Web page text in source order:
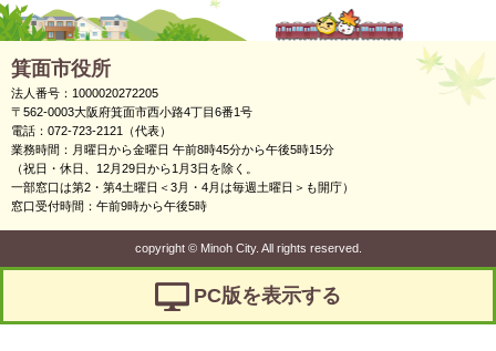
箕面市役所
法人番号：1000020272205
〒562-0003大阪府箕面市西小路4丁目6番1号
電話：072-723-2121（代表）
業務時間：月曜日から金曜日 午前8時45分から午後5時15分
（祝日・休日、12月29日から1月3日を除く。
一部窓口は第2・第4土曜日＜3月・4月は毎週土曜日＞も開庁）
窓口受付時間：午前9時から午後5時
copyright ©Minoh City. All rights reserved.
PC版を表示する